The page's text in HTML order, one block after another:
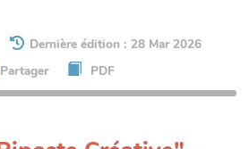
Dernière édition : 28 Mar 2026
Partager
PDF